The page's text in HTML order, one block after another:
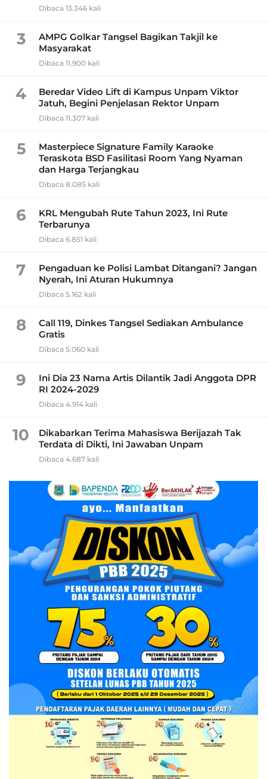
Dibaca 13.346 kali
3
AMPG Golkar Tangsel Bagikan Takjil ke
Masyarakat
Dibaca 11.900 kali
4
Beredar Video Lift di Kampus Unpam Viktor
Jatuh, Begini Penjelasan Rektor Unpam
Dibaca 11.307 kali
5
Masterpiece Signature Family Karaoke
Teraskota BSD Fasilitasi Room Yang Nyaman
dan Harga Terjangkau
Dibaca 8.085 kali
6
KRL Mengubah Rute Tahun 2023, Ini Rute
Terbarunya
Dibaca 6.851 kali
7
Pengaduan ke Polisi Lambat Ditangani? Jangan
Nyerah, Ini Aturan Hukumnya
Dibaca 5.162 kali
8
Call 119, Dinkes Tangsel Sediakan Ambulance
Gratis
Dibaca 5.060 kali
9
Ini Dia 23 Nama Artis Dilantik Jadi Anggota DPR
RI 2024-2029
Dibaca 4.914 kali
10
Dikabarkan Terima Mahasiswa Berijazah Tak
Terdata di Dikti, Ini Jawaban Unpam
Dibaca 4.687 kali